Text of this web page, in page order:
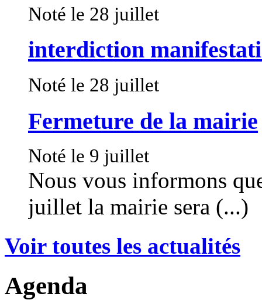
Noté le 28 juillet
interdiction
Noté le 28 juillet
Fermeture de la mairie
Noté le 9 juillet
Nous vous informons
juillet la mairie sera (...)
Voir toutes les actualités
Agenda